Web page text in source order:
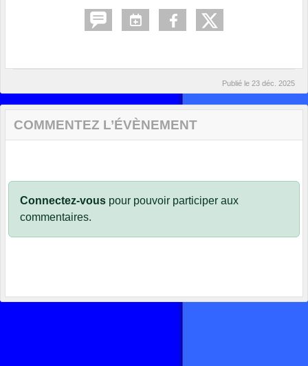
Publié le 23 déc. 2025
COMMENTEZ L’ÉVÈNEMENT
Connectez-vous pour pouvoir participer aux
commentaires.